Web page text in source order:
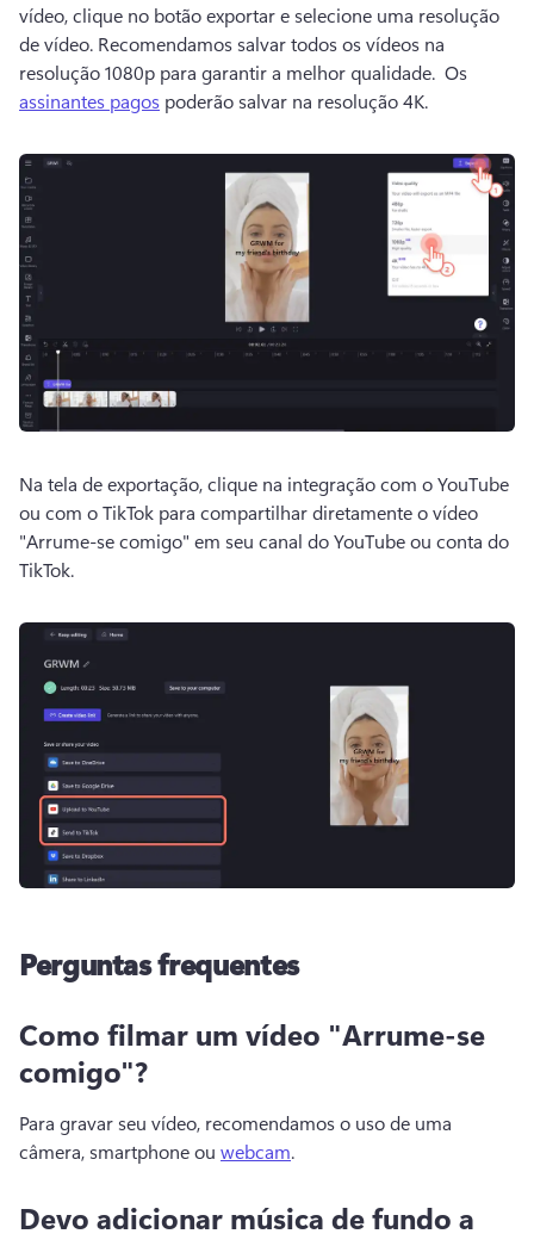
vídeo, clique no botão exportar e selecione uma resolução
de vídeo. Recomendamos salvar todos os vídeos na
resolução 1080p para garantir a melhor qualidade. Os
assinantes pagos poderão salvar na resolução 4K.
Na tela de exportação, clique na integração com o YouTube
ou com o TikTok para compartilhar diretamente o vídeo
"Arrume-se comigo" em seu canal do YouTube ou conta do
TikTok.
Perguntas frequentes
Como filmar um vídeo "Arrume-se
comigo"?
Para gravar seu vídeo, recomendamos o uso de uma
câmera, smartphone ou webcam.
Devo adicionar música de fundo a